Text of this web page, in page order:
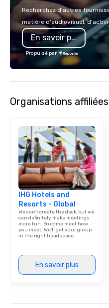
Recherchez d'autres
matière d'audiovisuel,
En savoir plus
Propulsé par
Organisations affiliées
IHG Hotels and
Resorts - Global
We can't create the deck, but we
can definitely make meetings
more fun. So come meet how
you meet. We'll get your group
in the right headspace.
En savoir plus